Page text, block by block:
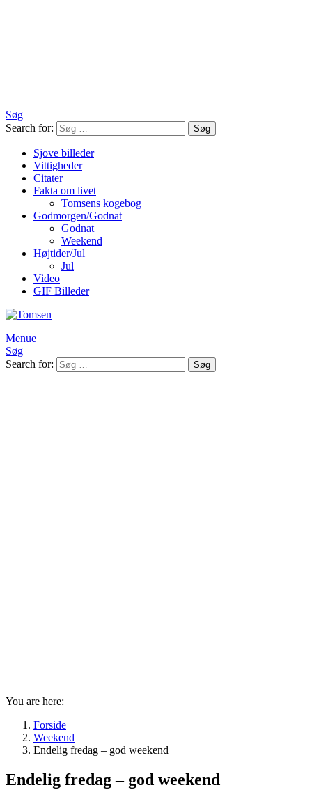
Søg
Search for:
Søg
Sjove billeder
Vittigheder
Citater
Fakta om livet
Tomsens kogebog
Godmorgen/Godnat
Godnat
Weekend
Højtider/Jul
Jul
Video
GIF Billeder
Menue
Søg
Search for:
Søg
You are here:
Forside
Weekend
Endelig fredag – god weekend
Endelig fredag – god weekend